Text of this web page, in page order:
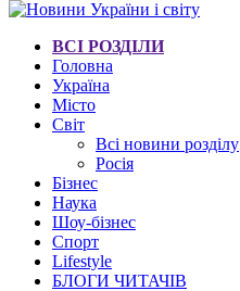
ВСІ РОЗДІЛИ
Головна
Україна
Місто
Світ
Всі новини розділу
Росія
Бізнес
Наука
Шоу-бізнес
Спорт
Lifestyle
БЛОГИ ЧИТАЧІВ